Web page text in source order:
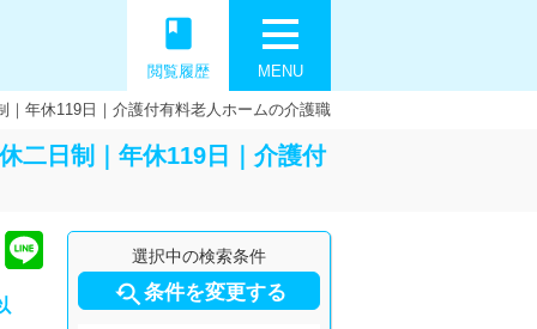
MENU
book
閲覧履歴
年休119日｜介護付有料老人ホームの介護職
二日制｜年休119日｜介護付
選択中の検索条件
条件を変更する